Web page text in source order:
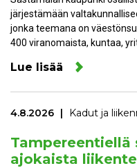
järjestämään
jonka teemana on
400 viranomaista, kuntaa,
Lue lisää
4.8.2026 Kadut ja
Tampereentiellä
ajokaista